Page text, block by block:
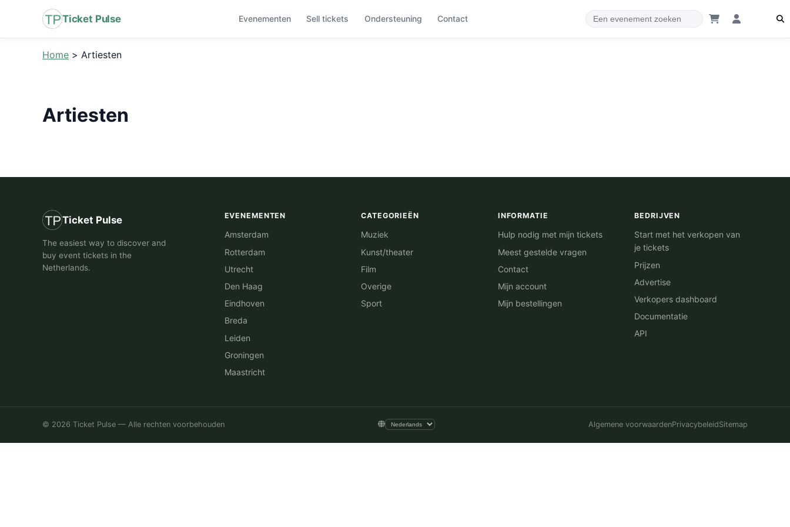
Ticket Pulse Evenementen Sell tickets Ondersteuning Contact
Home > Artiesten
Artiesten
Ticket Pulse
The easiest way to discover and
buy event tickets in the
Netherlands.
EVENEMENTEN
Amsterdam
Rotterdam
Utrecht
Den Haag
Eindhoven
Breda
Leiden
Groningen
Maastricht
CATEGORIEËN
Muziek
Kunst/theater
Film
Overige
Sport
INFORMATIE
Hulp nodig met mijn tickets
Meest gestelde vragen
Contact
Mijn account
Mijn bestellingen
BEDRIJVEN
Start met het verkopen van
je tickets
Prijzen
Advertise
Verkopers dashboard
Documentatie
API
© 2026 Ticket Pulse — Alle rechten voorbehouden Algemene voorwaardenPrivacybeleidSitemap